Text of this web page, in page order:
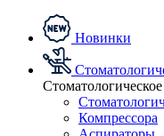
Новинки
Компрессора